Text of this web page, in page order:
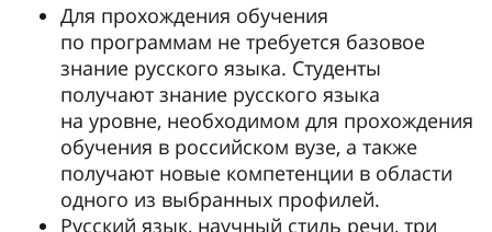
Для прохождения обучения
по программам не требуется базовое
знание русского языка. Студенты
получают знание русского языка
на уровне, необходимом для прохождения
обучения в российском вузе, а также
получают новые компетенции в области
одного из выбранных профилей.
Русский язык, научный стиль речи, три